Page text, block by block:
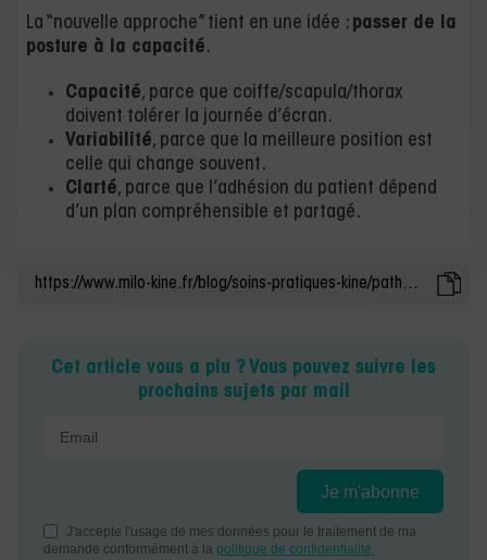
La “nouvelle approche” tient en une idée : passer de la
posture à la capacité.
Capacité, parce que coiffe/scapula/thorax
doivent tolérer la journée d’écran.
Variabilité, parce que la meilleure position est
celle qui change souvent.
Clarté, parce que l’adhésion du patient dépend
d’un plan compréhensible et partagé.
Cet article vous a plu ? Vous pouvez suivre les
prochains sujets par mail